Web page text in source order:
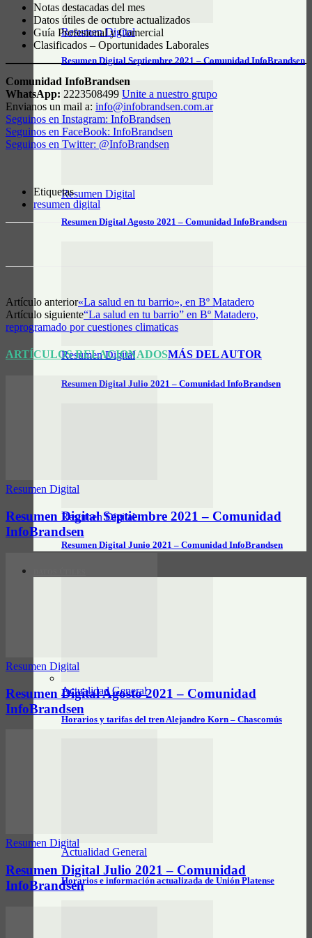
Resumen Digital
Resumen Digital Septiembre 2021 – Comunidad InfoBrandsen
Resumen Digital
Resumen Digital Agosto 2021 – Comunidad InfoBrandsen
Resumen Digital
Resumen Digital Julio 2021 – Comunidad InfoBrandsen
Resumen Digital
Resumen Digital Junio 2021 – Comunidad InfoBrandsen
Actualidad General
Horarios y tarifas del tren Alejandro Korn – Chascomús
Actualidad General
Horarios e información actualizada de Unión Platense
Notas destacadas del mes
Datos útiles de octubre actualizados
Guía Profesional y Comercial
Clasificados – Oportunidades Laborales
Comunidad InfoBrandsen
WhatsApp: 2223508499 Unite a nuestro grupo
Envianos un mail a: info@infobrandsen.com.ar
Seguinos en Instagram: InfoBrandsen
Seguinos en FaceBook: InfoBrandsen
Seguinos en Twitter: @InfoBrandsen
Etiquetas
resumen digital
Artículo anterior«La salud en tu barrio», en Bº Matadero
Artículo siguiente“La salud en tu barrio” en Bº Matadero,
reprogramado por cuestiones climaticas
ARTÍCULOS RELACIONADOSMÁS DEL AUTOR
Resumen Digital
Resumen Digital Septiembre 2021 – Comunidad
InfoBrandsen
Resumen Digital
Resumen Digital Agosto 2021 – Comunidad
InfoBrandsen
Resumen Digital
Resumen Digital Julio 2021 – Comunidad
InfoBrandsen